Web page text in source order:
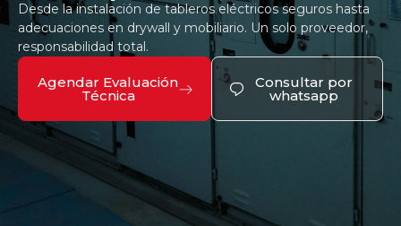
Desde la instalación de tableros eléctricos seguros hasta
adecuaciones en drywall y mobiliario. Un solo proveedor,
responsabilidad total.
Agendar Evaluación
Técnica
Consultar por
whatsapp